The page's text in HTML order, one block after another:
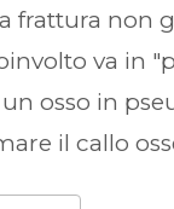
frattura non
va in
osso in
il callo